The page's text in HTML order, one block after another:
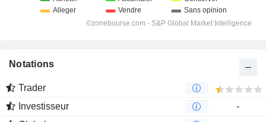
Notations
Trader
Investisseur
-